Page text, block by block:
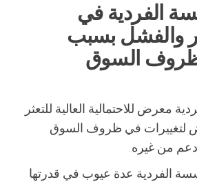
الفردية في
والفشل بسبب
ظروف السوق
معرض للاحتمالية العالية للتعثر
لتغييرات في ظروف السوق
دعم من غيره.
الفردية عدة عيوب في قدرتها